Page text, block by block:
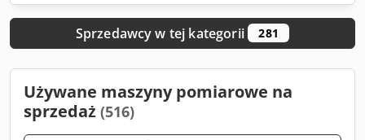
Sprzedawcy w tej kategorii 281
Używane maszyny pomiarowe na
sprzedaż (516)